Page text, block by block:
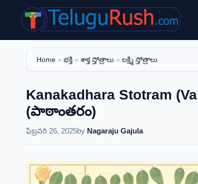
content
Home » భక్తి » శాక్త స్తోత్రాలు » లక్ష్మి స్తోత్రాలు
Kanakadhara Stotram
(పాఠాంతరం)
ఫిబ్రవరి 26, 2025by Nagaraju Gajula